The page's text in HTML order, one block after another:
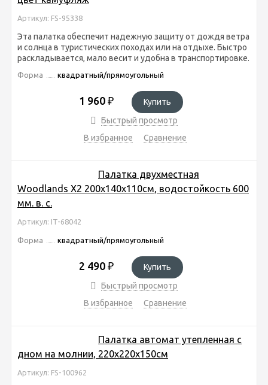
Артикул: FS-95338
Эта палатка обеспечит надежную защиту от дождя ветра
и солнца в туристических походах или на отдыхе. Быстро
раскладывается, мало весит и удобна в транспортировке.
Форма квадратный/прямоугольный
1 960 ₽
Купить
Быстрый просмотр
В избранное
Сравнение
Палатка двухместная
Woodlands Х2 200х140х110см, водостойкость 600
мм. в. с.
Артикул: IT-68042
Форма квадратный/прямоугольный
2 490 ₽
Купить
Быстрый просмотр
В избранное
Сравнение
Палатка автомат утепленная с
дном на молнии, 220x220x150см
Артикул: FS-100962